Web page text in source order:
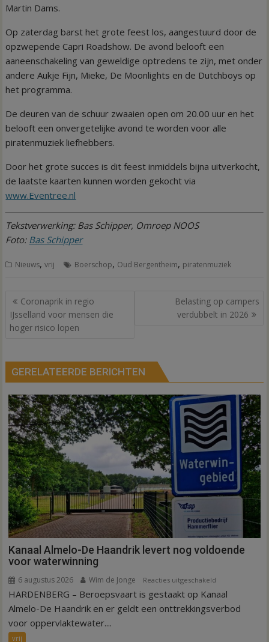
Martin Dams.
Op zaterdag barst het grote feest los, aangestuurd door de
opzwepende Capri Roadshow. De avond belooft een
aaneenschakeling van geweldige optredens te zijn, met onder
andere Aukje Fijn, Mieke, De Moonlights en de Dutchboys op
het programma.
De deuren van de schuur zwaaien open om 20.00 uur en het
belooft een onvergetelijke avond te worden voor alle
piratenmuziek liefhebbers.
Door het grote succes is dit feest inmiddels bijna uitverkocht,
de laatste kaarten kunnen worden gekocht via
www.Eventree.nl
Tekstverwerking: Bas Schipper, Omroep NOOS
Foto: Bas Schipper
Nieuws,vrij Boerschop, Oud Bergentheim, piratenmuziek
Bericht
navigatie
Coronaprik in regio
IJsselland voor mensen die
hoger risico lopen
Belasting op campers
verdubbelt in 2026
GERELATEERDE BERICHTEN
Kanaal Almelo-De Haandrik levert nog voldoende
voor waterwinning
6 augustus 2026 Wim de Jonge Reacties uitgeschakeld
Kanaal
Almelo-
HARDENBERG – Beroepsvaart is gestaakt op Kanaal
Almelo-De Haandrik en er geldt een onttrekkingsverbod
voor oppervlaktewater....
vrij